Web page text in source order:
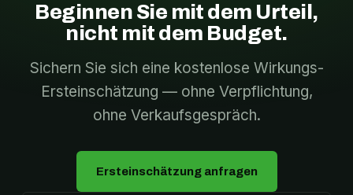
Beginnen Sie mit dem Urteil,
nicht mit dem Budget.
Sichern Sie sich eine kostenlose Wirkungs-
Ersteinschätzung — ohne Verpflichtung,
ohne Verkaufsgespräch.
Ersteinschätzung anfragen